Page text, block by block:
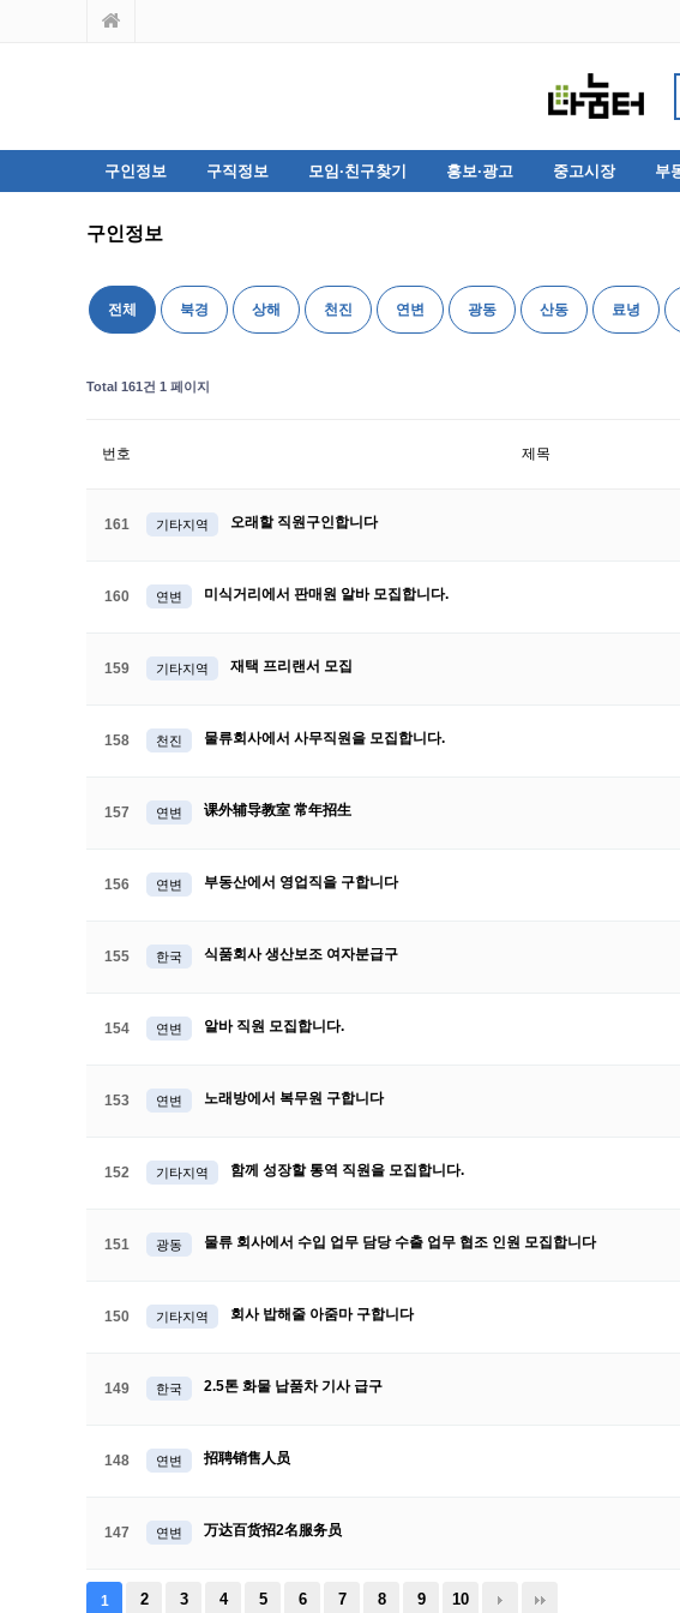
구인정보 구직정보 모임·친구찾기 홍보·광고 중고시장 부
구인정보
전체 북경 상해 천진 연변 광동 산동 료녕
Total 161건 1 페이지
번호 제목
161 기타지역 오래할 직원구인합니다
160 연변 미식거리에서 판매원 알바 모집합니다.
159 기타지역 재택 프리랜서 모집
158 천진 물류회사에서 사무직원을 모집합니다.
157 연변 课外辅导教室 常年招生
156 연변 부동산에서 영업직을 구합니다
155 한국 식품회사 생산보조 여자분급구
154 연변 알바 직원 모집합니다.
153 연변 노래방에서 복무원 구합니다
152 기타지역 함께 성장할 통역 직원을 모집합니다.
151 광동 물류 회사에서 수입 업무 담당 수출 업무 협조 인원 모집합니다
150 기타지역 회사 밥해줄 아줌마 구합니다
149 한국 2.5톤 화물 납품차 기사 급구
148 연변 招聘销售人员
147 연변 万达百货招2名服务员
1 2 3 4 5 6 7 8 9 10